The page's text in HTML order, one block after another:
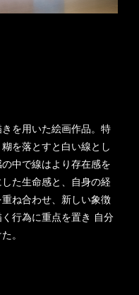
を用いた絵画作品。特
を落とすと白い線とし
中で線はより存在感を
た生命感と、自身の経
ね合わせ、新しい象徴
行為に重点を置き 自分
。